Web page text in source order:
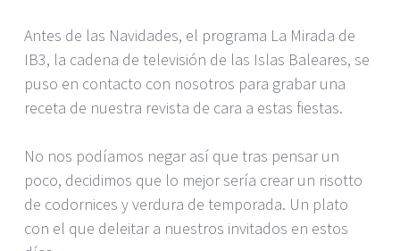
Antes de las Navidades, el programa La Mirada de
IB3, la cadena de televisión de las Islas Baleares, se
puso en contacto con nosotros para grabar una
receta de nuestra revista de cara a estas fiestas.
No nos podíamos negar así que tras pensar un
poco, decidimos que lo mejor sería crear un risotto
de codornices y verdura de temporada. Un plato
con el que deleitar a nuestros invitados en estos